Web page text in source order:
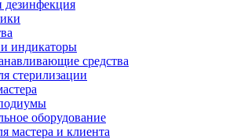
дезинфекция
индикаторы
средства
стерилизации
оборудование
мастера и клиента